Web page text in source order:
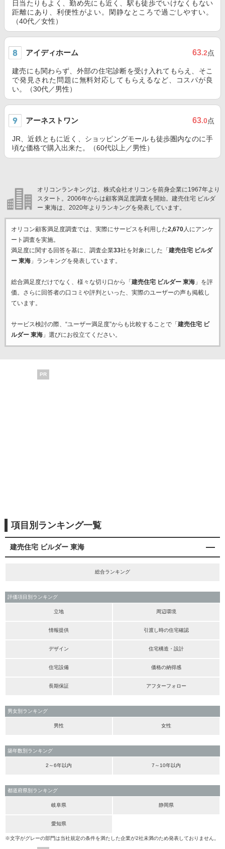
日当たりもよく、勤め先にも近く、駅も徒歩でいけなくもない
距離にあり、利便性がよい。閑静なところで過ごしやすい。
（40代／女性）
アイディホーム 63.2点
建売にも関わらず、外部の住宅診断を受け入れてもらえ、そこ
で発見された問題に無料対応してもらえるなど、コスパが良
い。（30代／男性）
アーネストワン 63.0点
JR、近鉄ともに近く、ショッピングモールも徒歩圏内なのに手
頃な価格で購入出来た。（60代以上／男性）
オリコンランキングは、株式会社オリコンを前身企業に1967年より
スタート。2006年からは顧客満足度調査を開始。建売住宅 ビルダ
ー 東海は、2020年よりランキングを発表しています。
オリコン顧客満足度調査では、実際にサービスを利用した2,670人にアンケ
ート調査を実施。
満足度に関する回答を基に、調査企業33社を対象にした「 建売住宅 ビルダ
ー 東海」ランキングを発表しています。
総合満足度だけでなく、様々な切り口から「 建売住宅 ビルダー 東海」を評
価。さらに回答者の口コミや評判といった、実際のユーザーの声も掲載し
ています。
サービス検討の際、“ユーザー満足度”からも比較することで「 建売住宅 ビ
ルダー 東海」選びにお役立てください。
PR
項目別ランキング一覧
建売住宅 ビルダー 東海
総合ランキング
評価項目別ランキング
立地 周辺環境
情報提供 引渡し時の住宅確認
デザイン 住宅構造・設計
住宅設備 価格の納得感
長期保証 アフターフォロー
男女別ランキング
男性 女性
築年数別ランキング
2～6年以内 7～10年以内
都道府県別ランキング
岐阜県 静岡県
愛知県
※文字がグレーの部門は当社規定の条件を満たした企業が2社未満のため発表しておりません。